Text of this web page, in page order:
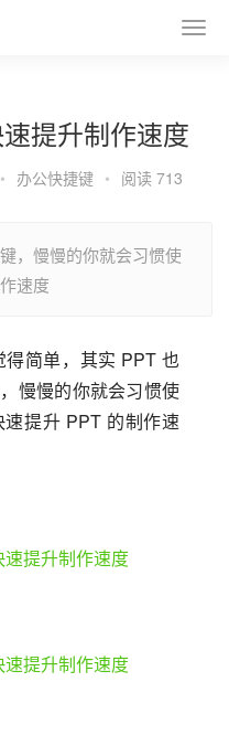
提升制作速度
• 办公快捷键 • 阅读 713
，慢慢的你就会习惯使
速度
简单，其实 PPT 也
慢慢的你就会习惯使
提升 PPT 的制作速